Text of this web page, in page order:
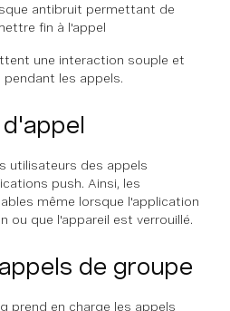
antibruit permettant de
fin à l'appel
une interaction souple et
pendant les appels.
utilisateurs des appels
push. Ainsi, les
même lorsque l'application
ou que l'appareil est verrouillé.
de groupe
prend en charge les appels